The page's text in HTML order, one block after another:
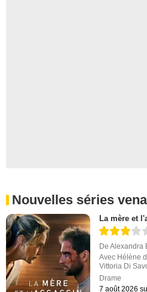
Nouvelles séries
La mère et
DeAlexandra
Avec Hélène
Vittoria Di
Drame
7 août 2026